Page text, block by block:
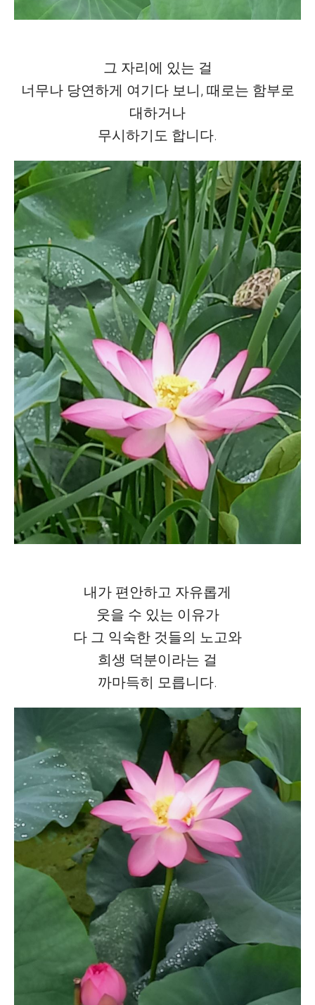
그 자리에 있는 걸
너무나 당연하게 여기다 보니, 때로는 함부로
대하거나
무시하기도 합니다.
내가 편안하고 자유롭게
웃을 수 있는 이유가
다 그 익숙한 것들의 노고와
희생 덕분이라는 걸
까마득히 모릅니다.